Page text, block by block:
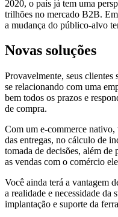
2020, o país já tem uma
trilhões no mercado B2B.
a mudança do público-alvo
Novas soluções
Provavelmente, seus clientes
se relacionando com uma
bem todos os prazos e
de compra.
Com um e-commerce
das entregas, no cálculo de
tomada de decisões, além de
as vendas com o comércio
Você ainda terá a vantagem
a realidade e necessidade da
implantação e suporte da